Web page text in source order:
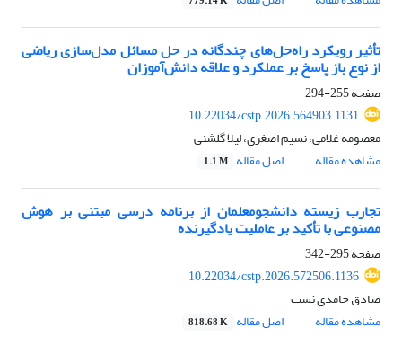
تأثیر رویکرد راه‌حل‌های چندگانه در حل مسائل مدل‌سازی ریاضی
از نوع باز پاسخ بر عملکرد و علاقه دانش‌آموزان
صفحه255-294
10.22034/cstp.2026.564903.1131
معصومه غلامی، نسیم اصغری، لیلا گلشنی
مشاهده مقاله
اصل مقاله 1.1 M
تجارب زیسته دانشجومعلمان از برنامه درسی مبتنی بر هوش
مصنوعی با تأکید بر عاملیت یادگیرنده
صفحه295-342
10.22034/cstp.2026.572506.1136
صادق حامدی نسب
مشاهده مقاله
اصل مقاله 818.68 K